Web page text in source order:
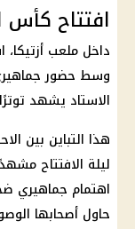
افتتاح كأس
وسط حضور جماهيري
الاستاد يشهد توترًا
هذا التباين بين
ليلة الافتتاح
اهتمام جماهيري
حاول أصحابها